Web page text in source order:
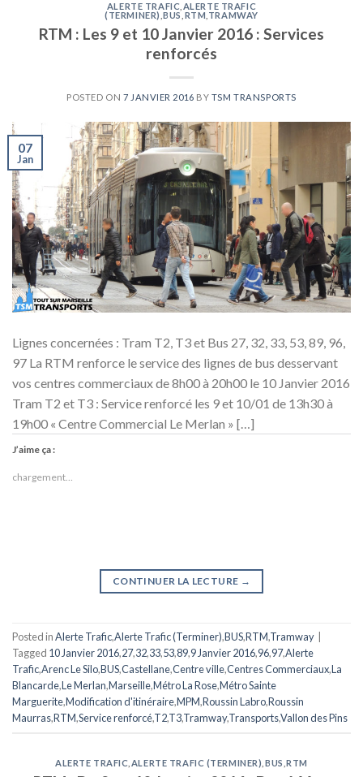
ALERTE TRAFIC ALERTE TRAFIC
(TERMINER) ,BUS RTM TRAMWAY
RTM : Les 9 et 10 Janvier 2016 : Services
renforcés
POSTED ON 7 JANVIER 2016 BY TSM TRANSPORTS
07
Jan
Lignes concernées : Tram T2, T3 et Bus 27, 32, 33, 53, 89, 96,
97 La RTM renforce le service des lignes de bus desservant
vos centres commerciaux de 8h00 à 20h00 le 10 Janvier 2016
Tram T2 et T3 : Service renforcé les 9 et 10/01 de 13h30 à
19h00 « Centre Commercial Le Merlan » […]
J’aime ça :
chargement…
CONTINUER LA LECTURE →
Posted inAlerte Trafic,Alerte Trafic (Terminer),BUS,RTM,Tramway
Tagged 10 Janvier 2016,27,32,33,53,89,9 Janvier 2016,96,97,Alerte
Trafic,Arenc Le Silo,BUS,Castellane,Centre ville,Centres Commerciaux,La
Blancarde,Le Merlan,Marseille,Métro La Rose,Métro Sainte
Marguerite,Modification d'itinéraire,MPM,Roussin Labro,Roussin
Maurras,RTM,Service renforcé,T2,T3,Tramway,Transports,Vallon des Pins
ALERTE TRAFIC ALERTE TRAFIC (TERMINER) BUS ,RTM